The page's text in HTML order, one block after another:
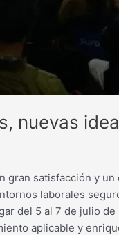
nuevas
satisfacción y
laborales
del 5 al 7 de julio
aplicable y